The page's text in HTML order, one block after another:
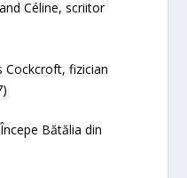
Céline, scriitor
Cockcroft, fizician
Bătălia din